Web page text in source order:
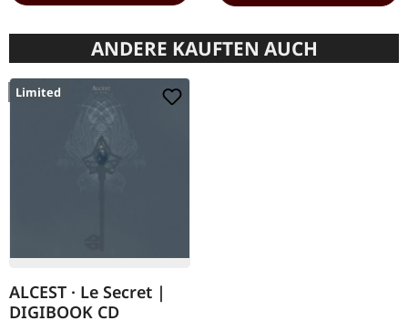
ANDERE KAUFTEN AUCH
Limited
ALCEST · Le Secret |
DIGIBOOK CD